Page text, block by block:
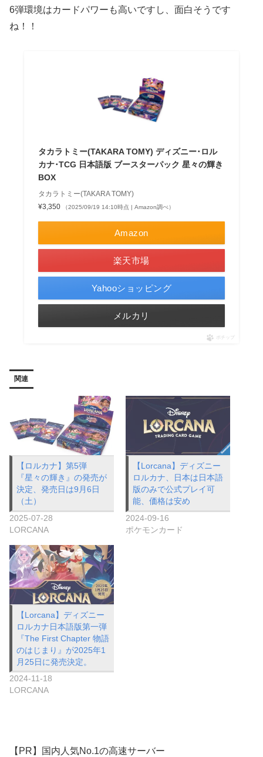
6弾環境はカードパワーも高いですし、面白そうです
ね！！
タカラトミー(TAKARA TOMY) ディズニー･ロル
カナ･TCG 日本語版 ブースターパック 星々の輝き
BOX
タカラトミー(TAKARA TOMY)
¥3,350
（2025/09/19 14:10時点 | Amazon調べ）
Amazon
楽天市場
Yahooショッピング
メルカリ
ポチップ
関連
【ロルカナ】第5弾
『星々の輝き』の発売が
決定、発売日は9月6日
（土）
2025-07-28
LORCANA
【Lorcana】ディズニー
ロルカナ、日本は日本語
版のみで公式プレイ可
能、価格は安め
2024-09-16
ポケモンカード
【Lorcana】ディズニー
ロルカナ日本語版第一弾
『The First Chapter 物語
のはじまり』が2025年1
月25日に発売決定。
2024-11-18
LORCANA
【PR】国内人気No.1の高速サーバー